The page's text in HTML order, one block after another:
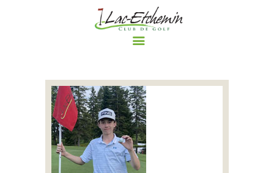
LE CLUB DE GOLF
PARCOURS
RÈGLEMENTS ET
POLITIQUES DU CLUB DE
GOLF DE LAC-ETCHEMIN